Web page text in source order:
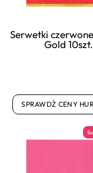
Serwetki
Gold 10szt.
SPRAWDŹ CENY